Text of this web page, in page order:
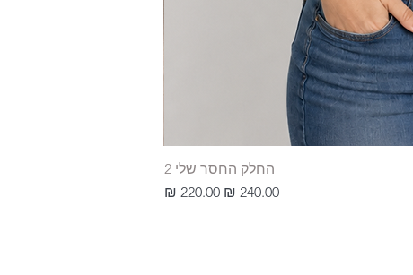
החלק החסר שלי 2
מחיר רגיל מחיר מבצע